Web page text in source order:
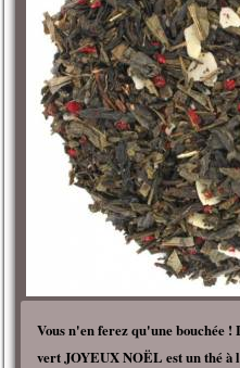
Vous n'en ferez qu'une bouchée
vert JOYEUX NOËL est un thé à